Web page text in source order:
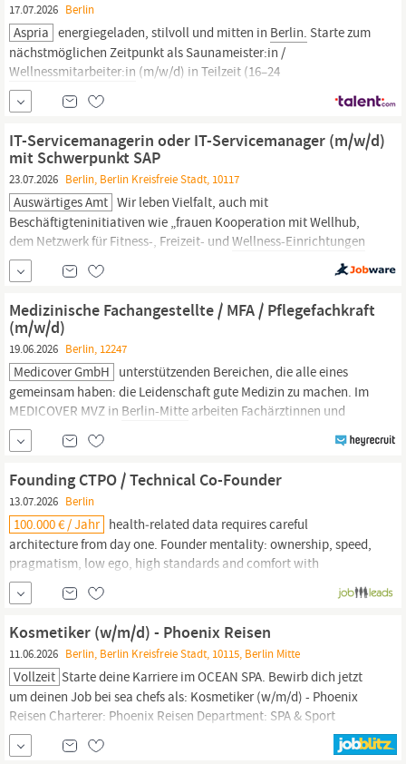
17.07.2026 Berlin
Aspria energiegeladen, stilvoll und mitten in Berlin. Starte zum
nächstmöglichen Zeitpunkt als Saunameister:in /
Wellnessmitarbeiter:in (m/w/d) in Teilzeit (16–24
Stunden/Woche). Was Dich bei Aspria erwartet Jahresvertrag –
Perspektive auf langfristige Zusammenarbeit Multikulturelles
Team mit echtem Zusammenhalt Strukturiertes Onboarding,...
IT-Servicemanagerin oder IT-Servicemanager (m/w/d)
mit Schwerpunkt SAP
23.07.2026 Berlin, Berlin Kreisfreie Stadt, 10117
Auswärtiges Amt Wir leben Vielfalt, auch mit
Beschäftigteninitiativen wie „frauen Kooperation mit Wellhub,
dem Netzwerk für Fitness-, Freizeit- und Wellness-Einrichtungen
Wir übernehmen die Kosten für Ihren Umzug innerhalb
Deutschlands nach
und beraten bei der Wohnungssuche.
Das macht Sie als Person aus Hohe Flexibilität im Rahmen eines
sich...
Medizinische Fachangestellte / MFA / Pflegefachkraft
(m/w/d)
19.06.2026 Berlin, 12247
Medicover GmbH unterstützenden Bereichen, die alle eines
gemeinsam haben: die Leidenschaft gute Medizin zu machen. Im
MEDICOVER MVZ in Berlin-Mitte arbeiten Fachärztinnen und
Fachärzte aus den Bereichen Innere Medizin, Allgemeinmedizin,
Endokrinologie, Diabetologie, Andrologie, Kinderendokrinologie
und – diabetologie, Rheumatologie, Hämostaseologie und
Sportmedizin...
Founding CTPO / Technical Co-Founder
13.07.2026 Berlin
100.000 € / Jahr health‑related data requires careful
architecture from day one. Founder mentality: ownership, speed,
pragmatism, low ego, high standards and comfort with
ambiguity. Genuine empathy for women s health and alignment
with an evidence‑based, non‑judgmental product ethos.
Berlin/DACH
in person regularly...
Kosmetiker (w/m/d) - Phoenix Reisen
11.06.2026 Berlin, Berlin Kreisfreie Stadt, 10115, Berlin Mitte
Vollzeit Starte deine Karriere im OCEAN SPA. Bewirb dich jetzt
um deinen Job bei sea chefs als: Kosmetiker (w/m/d) - Phoenix
Reisen Charterer: Phoenix Reisen Department: SPA & Sport
FERNWEH? Du liebst das Meer und möchtest unsere Gäste
begeistern? OCEAN SPA steht für außergewöhnliche
Wellness-